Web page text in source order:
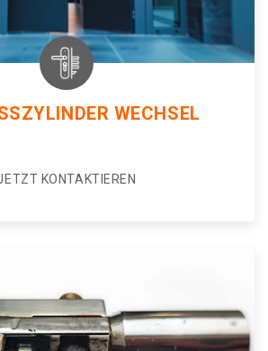
WECHSEL
KONTAKTIEREN